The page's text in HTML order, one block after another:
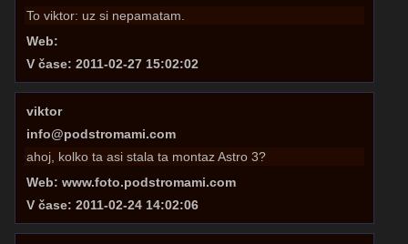
To viktor: uz si nepamatam.
Web:
V čase: 2011-02-27 15:02:02
viktor
info@podstromami.com
ahoj, kolko ta asi stala ta montaz Astro 3?
Web: www.foto.podstromami.com
V čase: 2011-02-24 14:02:06